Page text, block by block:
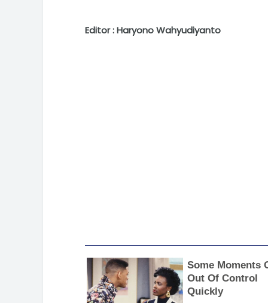
Editor : Haryono Wahyudiyanto